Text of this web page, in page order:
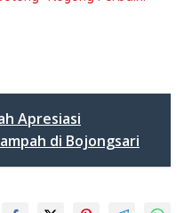
Apresiasi
di Bojongsari